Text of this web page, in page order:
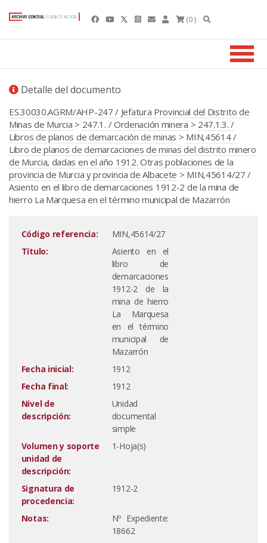
(0 )
Detalle del documento
ES.30030.AGRM/AHP-247 / Jefatura Provincial del Distrito de
Minas de Murcia > 247.1. / Ordenación minera > 247.1.3. /
Libros de planos de demarcación de minas > MIN,45614 /
Libro de planos de demarcaciones de minas del distrito minero
de Murcia, dadas en el año 1912. Otras poblaciones de la
provincia de Murcia y provincia de Albacete > MIN,45614/27 /
Asiento en el libro de demarcaciones 1912-2 de la mina de
hierro La Marquesa en el término municipal de Mazarrón
Código referencia:
MIN,45614/27
Título:
Asiento en el
libro de
demarcaciones
1912-2 de la
mina de hierro
La Marquesa
en el término
municipal de
Mazarrón
Fecha inicial:
1912
Fecha final:
1912
Nivel de
descripción:
Unidad
documental
simple
Volumen y soporte
unidad de
descripción:
1-Hoja(s)
Signatura de
procedencia:
1912-2
Notas:
Nº Expediente:
18662